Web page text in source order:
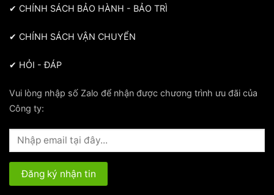
✔ CHÍNH SÁCH BẢO HÀNH - BẢO TRÌ
✔ CHÍNH SÁCH VẬN CHUYỂN
✔ HỎI - ĐÁP
Vui lòng nhập số Zalo để nhận được chương trình ưu đãi của
Công ty: